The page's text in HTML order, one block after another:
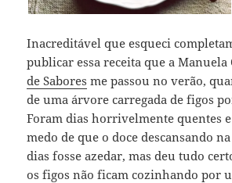
Inacreditável que esqueci
publicar essa receita que a
de Sabores me passou no verão,
de uma árvore carregada de figos
Foram dias horrivelmente quentes
medo de que o doce descansando
dias fosse azedar, mas deu tudo
os figos não ficam cozinhando por